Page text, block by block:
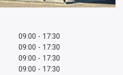
09:00 - 17:30
09:00 - 17:30
09:00 - 17:30
09:00 - 17:30